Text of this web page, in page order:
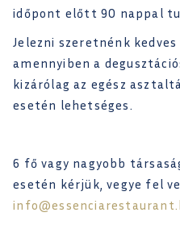
időpont előtt 90 nappal
Jelezni szeretnénk kedves
amennyiben a
kizárólag az egész
esetén lehetséges.
6 fő vagy nagyobb
esetén kérjük, vegye fel